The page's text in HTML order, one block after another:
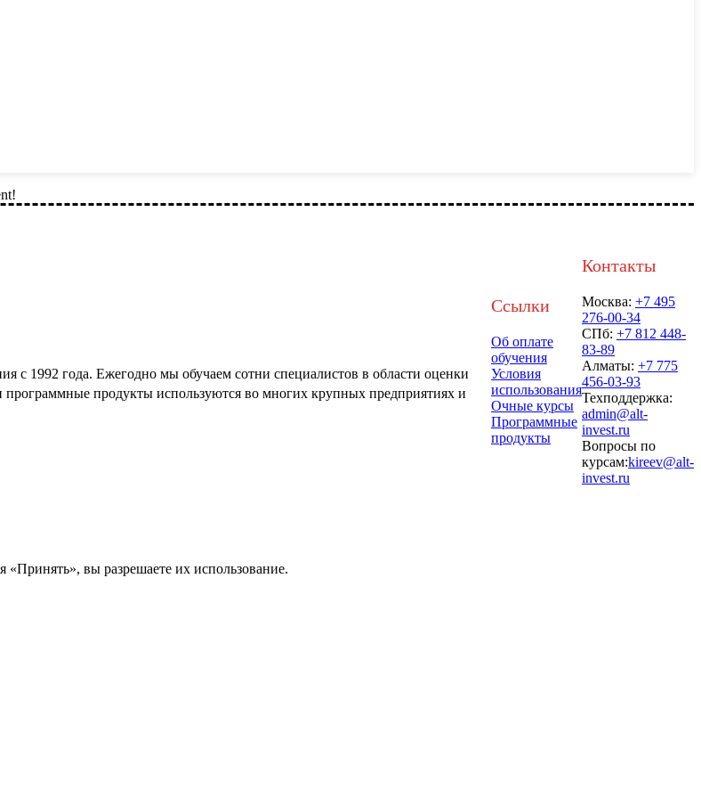
с 1992 года. Ежегодно мы обучаем сотни специалистов в области оценки
продукты используются во многих крупных предприятиях и
Ссылки
Об оплате
обучения
Условия
использования
Очные курсы
Программные
продукты
Контакты
Москва: +7 495
276-00-34
СПб: +7 812 448-
83-89
Алматы: +7 775
456-03-93
Техподдержка:
admin@alt-
invest.ru
Вопросы по
курсам:kireev@alt-
invest.ru
вы разрешаете их использование.